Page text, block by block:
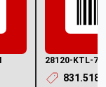
28120-KTL-
831.518